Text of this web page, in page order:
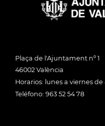
Plaça de l'Ajuntament nº 1
46002 València
Horarios: lunes a viernes de
Teléfono: 963 52 54 78